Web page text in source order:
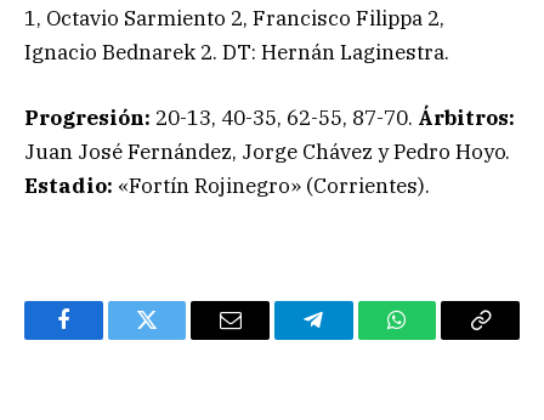
1, Octavio Sarmiento 2, Francisco Filippa 2,
Ignacio Bednarek 2. DT: Hernán Laginestra.
Progresión: 20-13, 40-35, 62-55, 87-70. Árbitros:
Juan José Fernández, Jorge Chávez y Pedro Hoyo.
Estadio: «Fortín Rojinegro» (Corrientes).
FacebookTwitter Email TelegramWhatsAppCopy